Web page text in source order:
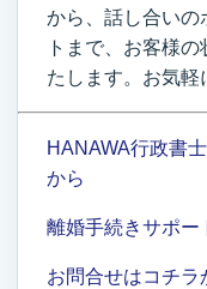
から、話し合いの
トまで、お客様
たします。お気軽
HANAWA行政書
から
離婚手続きサポー
お問合せはコチラ